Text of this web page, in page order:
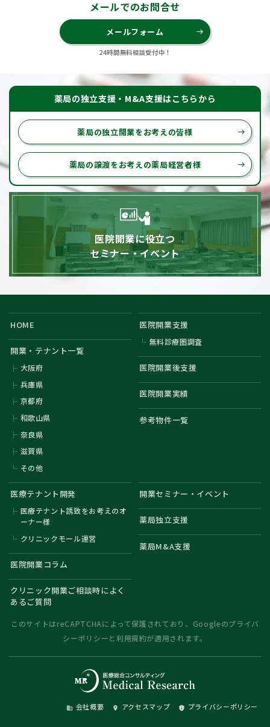
メールでのお問合せ
メールフォーム east
24時間無料相談受付中！
薬局の独立支援・M&A支援はこちらから
薬局の独立開業をお考えの皆様 east
薬局の譲渡をお考えの薬局経営者様 east
医院開業に役立つ
セミナー・イベント
HOME
開業・テナント一覧
大阪府
兵庫県
京都府
和歌山県
奈良県
滋賀県
その他
医院開業支援
無料診療圏調査
医院開業後支援
医院開業実績
参考物件一覧
医療テナント開発
医療テナント誘致をお考えのオ
ーナー様
クリニックモール運営
医院開業コラム
クリニック開業ご相談時によく
あるご質問
開業セミナー・イベント
薬局独立支援
薬局M&A支援
このサイトはreCAPTCHAによって保護されており、Googleのプライバ
シーポリシーと利用規約が適用されます。
domain 会社概要 place アクセスマップ privacy_tip プライバシーポリシー